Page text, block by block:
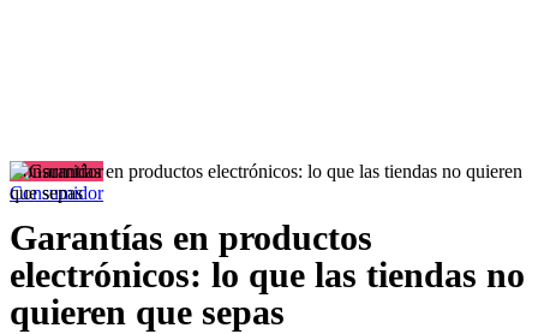
Consumidor
Consumidor
Garantías en productos
electrónicos: lo que las tiendas no
quieren que sepas